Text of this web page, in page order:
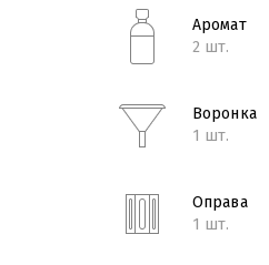
Аромат
2 шт.
Воронка
1 шт.
Оправа
1 шт.